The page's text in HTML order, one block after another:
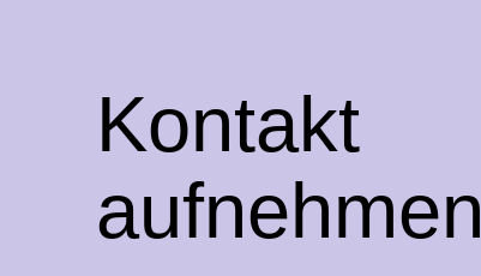
Kontakt
aufnehmen